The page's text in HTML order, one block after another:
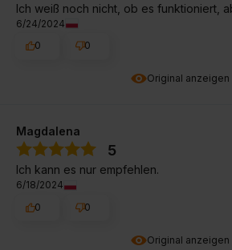
Original anzeigen
Ich weiß noch nicht, ob es funktioniert,
6/24/2024
0
0
Original anzeigen
Magdalena
5
Ich kann es nur empfehlen.
6/18/2024
0
0